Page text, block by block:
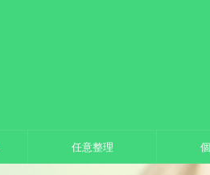
任意整理